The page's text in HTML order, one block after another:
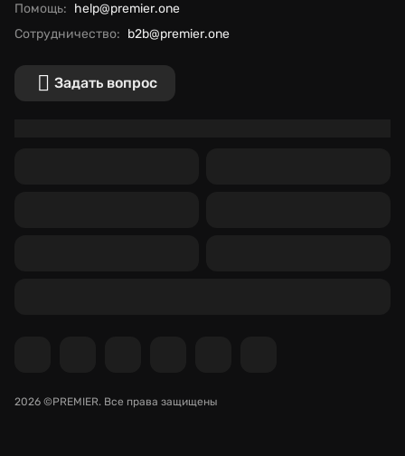
Помощь: help@premier.one
Сотрудничество: b2b@premier.one
Задать вопрос
2026 ©PREMIER. Все права защищены